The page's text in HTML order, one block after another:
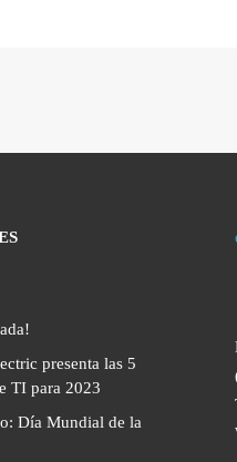
presenta las 5
TI para 2023
Día Mundial de la